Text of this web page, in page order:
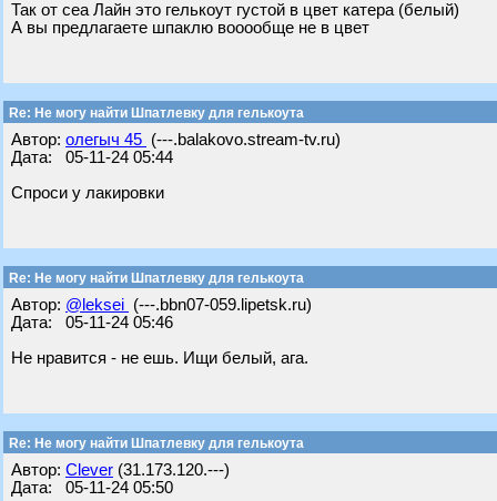
Так от сеа Лайн это гелькоут густой в цвет катера (белый)
А вы предлагаете шпаклю вооообще не в цвет
Re: Не могу найти Шпатлевку для гелькоута
Автор: олегыч 45 (---.balakovo.stream-tv.ru)
Дата: 05-11-24 05:44
Спроси у лакировки
Re: Не могу найти Шпатлевку для гелькоута
Автор: @leksei (---.bbn07-059.lipetsk.ru)
Дата: 05-11-24 05:46
Не нравится - не ешь. Ищи белый, ага.
Re: Не могу найти Шпатлевку для гелькоута
Автор: Clever (31.173.120.---)
Дата: 05-11-24 05:50